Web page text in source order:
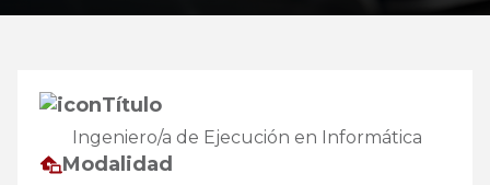
Título
Ingeniero/a de Ejecución en Informática
Modalidad